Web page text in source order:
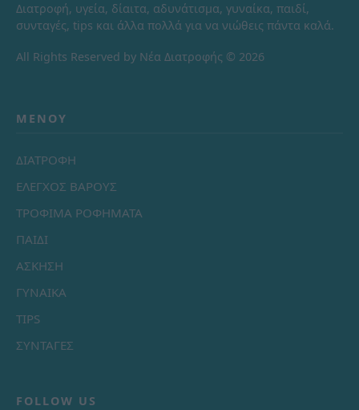
Διατροφή, υγεία, δίαιτα, αδυνάτισμα, γυναίκα, παιδί,
συνταγές, tips και άλλα πολλά για να νιώθεις πάντα καλά.
All Rights Reserved by Νέα Διατροφής © 2026
ΜΕΝΟΎ
ΔΙΑΤΡΟΦΗ
ΕΛΕΓΧΟΣ ΒΑΡΟΥΣ
ΤΡΟΦΙΜΑ ΡΟΦΗΜΑΤΑ
ΠΑΙΔΙ
ΑΣΚΗΣΗ
ΓΥΝΑΙΚΑ
TIPS
ΣΥΝΤΑΓΕΣ
FOLLOW US